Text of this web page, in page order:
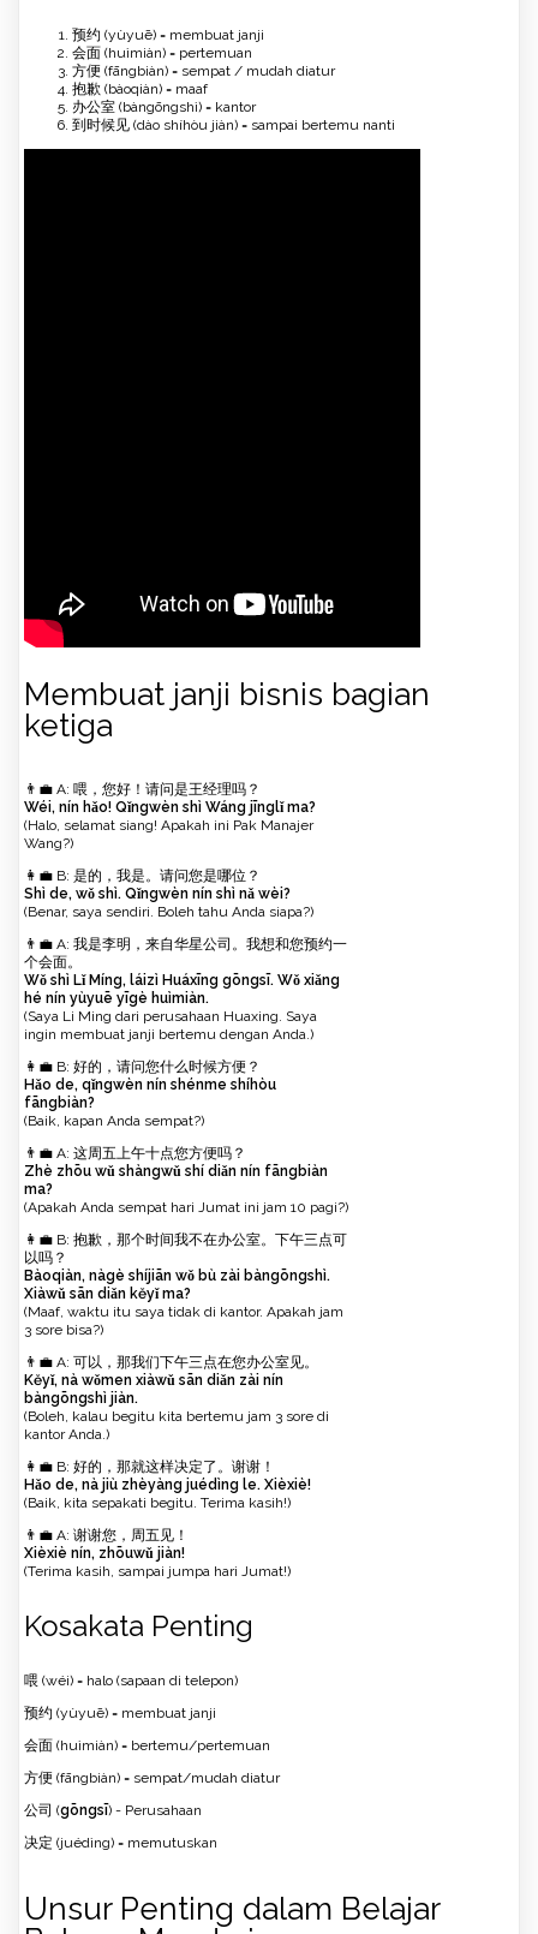
预约 (yùyuē) = membuat janji
会面 (huìmiàn) = pertemuan
方便 (fāngbiàn) = sempat / mudah diatur
抱歉 (bàoqiàn) = maaf
办公室 (bàngōngshì) = kantor
到时候见 (dào shíhòu jiàn) = sampai bertemu nanti
Membuat janji bisnis bagian
ketiga
👨‍💼 A: 喂，您好！请问是王经理吗？
Wéi, nín hǎo! Qǐngwèn shì Wáng jīnglǐ ma?
(Halo, selamat siang! Apakah ini Pak Manajer
Wang?)
👩‍💼 B: 是的，我是。请问您是哪位？
Shì de, wǒ shì. Qǐngwèn nín shì nǎ wèi?
(Benar, saya sendiri. Boleh tahu Anda siapa?)
👨‍💼 A: 我是李明，来自华星公司。我想和您预约一
个会面。
Wǒ shì Lǐ Míng, láizì Huáxīng gōngsī. Wǒ xiǎng
hé nín yùyuē yīgè huìmiàn.
(Saya Li Ming dari perusahaan Huaxing. Saya
ingin membuat janji bertemu dengan Anda.)
👩‍💼 B: 好的，请问您什么时候方便？
Hǎo de, qǐngwèn nín shénme shíhòu
fāngbiàn?
(Baik, kapan Anda sempat?)
👨‍💼 A: 这周五上午十点您方便吗？
Zhè zhōu wǔ shàngwǔ shí diǎn nín fāngbiàn
ma?
(Apakah Anda sempat hari Jumat ini jam 10 pagi?)
👩‍💼 B: 抱歉，那个时间我不在办公室。下午三点可
以吗？
Bàoqiàn, nàgè shíjiān wǒ bù zài bàngōngshì.
Xiàwǔ sān diǎn kěyǐ ma?
(Maaf, waktu itu saya tidak di kantor. Apakah jam
3 sore bisa?)
👨‍💼 A: 可以，那我们下午三点在您办公室见。
Kěyǐ, nà wǒmen xiàwǔ sān diǎn zài nín
bàngōngshì jiàn.
(Boleh, kalau begitu kita bertemu jam 3 sore di
kantor Anda.)
👩‍💼 B: 好的，那就这样决定了。谢谢！
Hǎo de, nà jiù zhèyàng juédìng le. Xièxiè!
(Baik, kita sepakati begitu. Terima kasih!)
👨‍💼 A: 谢谢您，周五见！
Xièxiè nín, zhōuwǔ jiàn!
(Terima kasih, sampai jumpa hari Jumat!)
Kosakata Penting
喂 (wéi) = halo (sapaan di telepon)
预约 (yùyuē) = membuat janji
会面 (huìmiàn) = bertemu/pertemuan
方便 (fāngbiàn) = sempat/mudah diatur
公司 (gōngsī) - Perusahaan
决定 (juédìng) = memutuskan
Unsur Penting dalam Belajar